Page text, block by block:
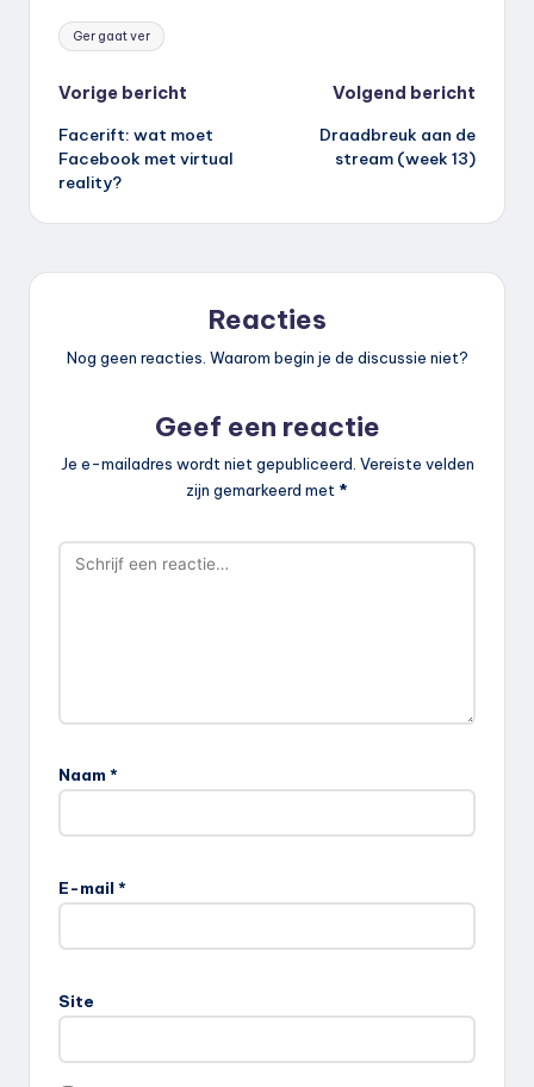
Tags:
Ger gaat ver
Bericht
navigatie
Vorige bericht
Facerift: wat moet
Facebook met virtual
reality?
Volgend bericht
Draadbreuk aan de
stream (week 13)
Reacties
Nog geen reacties. Waarom begin je de discussie niet?
Geef een reactie
Je e-mailadres wordt niet gepubliceerd. Vereiste velden
zijn gemarkeerd met *
Naam *
E-mail *
Site